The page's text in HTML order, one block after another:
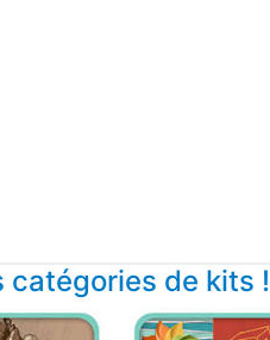
catégories de kits !